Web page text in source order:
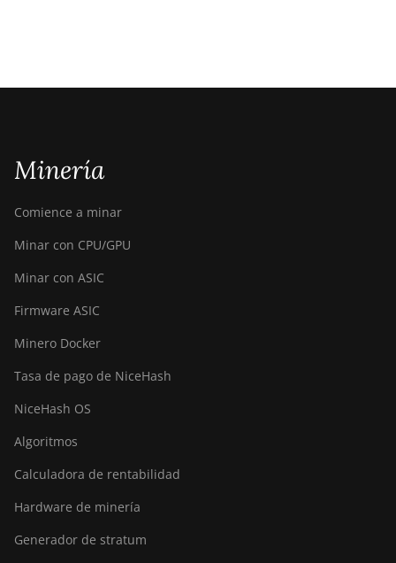
Minería
Comience a minar
Minar con CPU/GPU
Minar con ASIC
Firmware ASIC
Minero Docker
Tasa de pago de NiceHash
NiceHash OS
Algoritmos
Calculadora de rentabilidad
Hardware de minería
Generador de stratum